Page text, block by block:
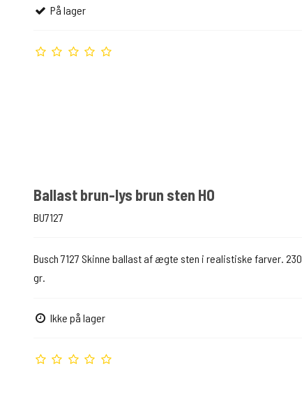
På lager
Ballast brun-lys brun sten H0
BU7127
Busch 7127 Skinne ballast af ægte sten i realistiske farver. 230
gr.
Ikke på lager